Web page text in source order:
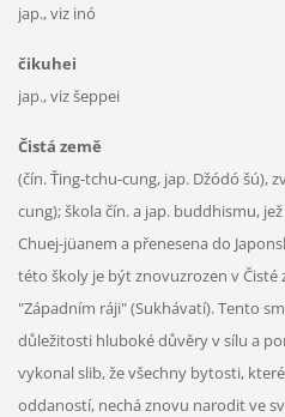
jap., viz inó
čikuhei
jap., viz šeppei
Čistá země
(čín. Ťing-tchu-cung, jap. Džódó šú),
cung); škola čín. a jap. buddhismu,
Chuej-jüanem a přenesena do
této školy je být znovuzrozen v
"Západním ráji" (Sukhávatí). Tento
důležitosti hluboké důvěry v sílu a
vykonal slib, že všechny bytosti,
oddaností, nechá znovu narodit ve